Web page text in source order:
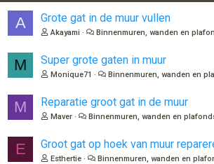
A Grote gat in de muur vullen
Akayami Binnenmuren, wanden en
M Super grote gaten in muur
Monique71 Binnenmuren, wanden en
M Reparatie groot gat in de muur
Maver Binnenmuren, wanden en
E Groot gat op hoek van muur
Esthertie Binnenmuren, wanden en